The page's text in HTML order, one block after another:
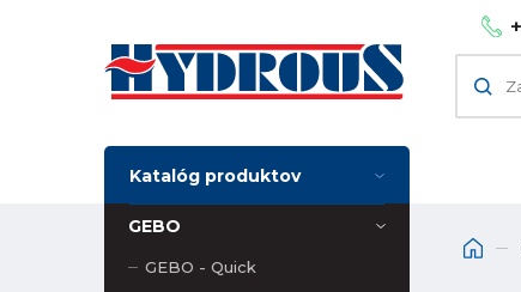
Katalóg produktov
GEBO
GEBO - Quick